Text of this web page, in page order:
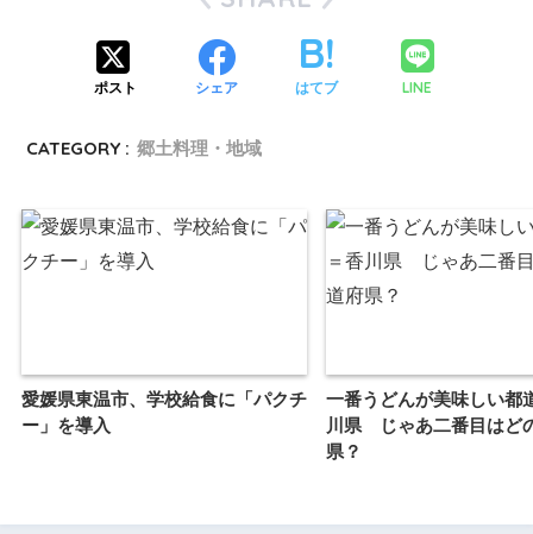
ポスト シェア はてブ LINE
CATEGORY : 郷土料理・地域
愛媛県東温市、学校給食に「パクチ
ー」を導入
一番うどんが美味しい都
川県 じゃあ二番目はど
県？